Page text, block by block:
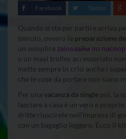
Facebook Twitter
Quando si sta per partire arriva
temuto, ovvero la preparazione
un semplice zainoзайм по
o un maxi trolley accessoriato
mette sempre in crisi anche i
che le cose da portare non siano
Per una vacanza da single poi, la
lasciare a casa è un vero e
dritte riuscirete nell’impresa di
con un bagaglio leggero. Ecco il